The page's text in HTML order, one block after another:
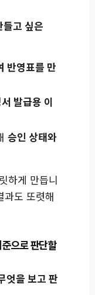
들고 싶은
반영표를 만
발급용 이
승인 상태와
하게 만듭니
과도 또렷해
으로 판단할
엇을 보고 판